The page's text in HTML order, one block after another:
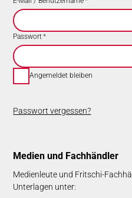
Passwort*
Angemeldet bleiben
Passwort vergessen?
Medien und Fach­händler
Medienleute und Fritschi-
Unterlagen unter: